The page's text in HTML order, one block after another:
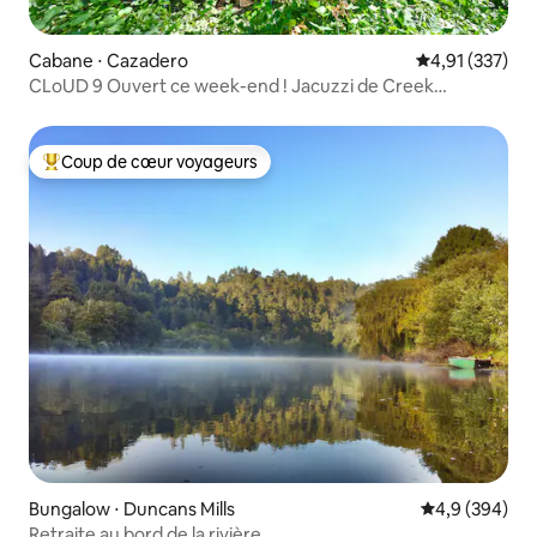
Cabane ⋅ Cazadero Évaluation
4,91 (337)
CLoUD 9 Ouvert ce week-end ! Jacuzzi de Creek
Coups de cœur voyageurs les plus appréciés
Coup de cœur voyageurs
Bungalow ⋅ Duncans Mills Évaluation
4,9 (394)